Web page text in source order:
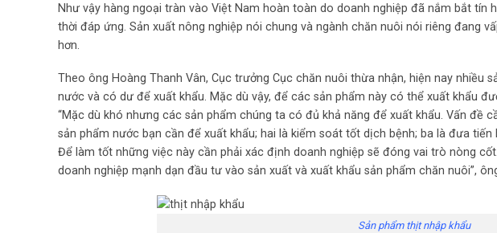
Như vậy hàng ngoại tràn vào Việt Nam hoàn toàn do doanh nghiệp đã nắm bắt
thời đáp ứng. Sản xuất nông nghiệp nói chung và ngành chăn nuôi nói riêng đang
hơn.
Theo ông Hoàng Thanh Vân, Cục trưởng Cục chăn nuôi thừa nhận, hiện nay
nước và có dư để xuất khẩu. Mặc dù vậy, để các sản phẩm này có thể xuất khẩu
“Mặc dù khó nhưng các sản phẩm chúng ta có đủ khả năng để xuất khẩu. Vấn đề
sản phẩm nước bạn cần để xuất khẩu; hai là kiểm soát tốt dịch bệnh; ba là đưa
Để làm tốt những việc này cần phải xác định doanh nghiệp sẽ đóng vai trò nòng
doanh nghiệp mạnh dạn đầu tư vào sản xuất và xuất khẩu sản phẩm chăn nuôi”,
Sản phẩm thịt nhập khẩu